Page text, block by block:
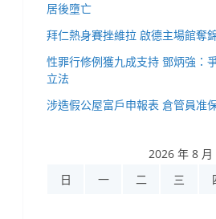
居後墮亡
拜仁熱身賽挫維拉 啟德主場館奪
性罪行修例獲九成支持 鄧炳強：
立法
涉造假公屋富戶申報表 倉管員准
2026 年 8 月
日
一 二 三